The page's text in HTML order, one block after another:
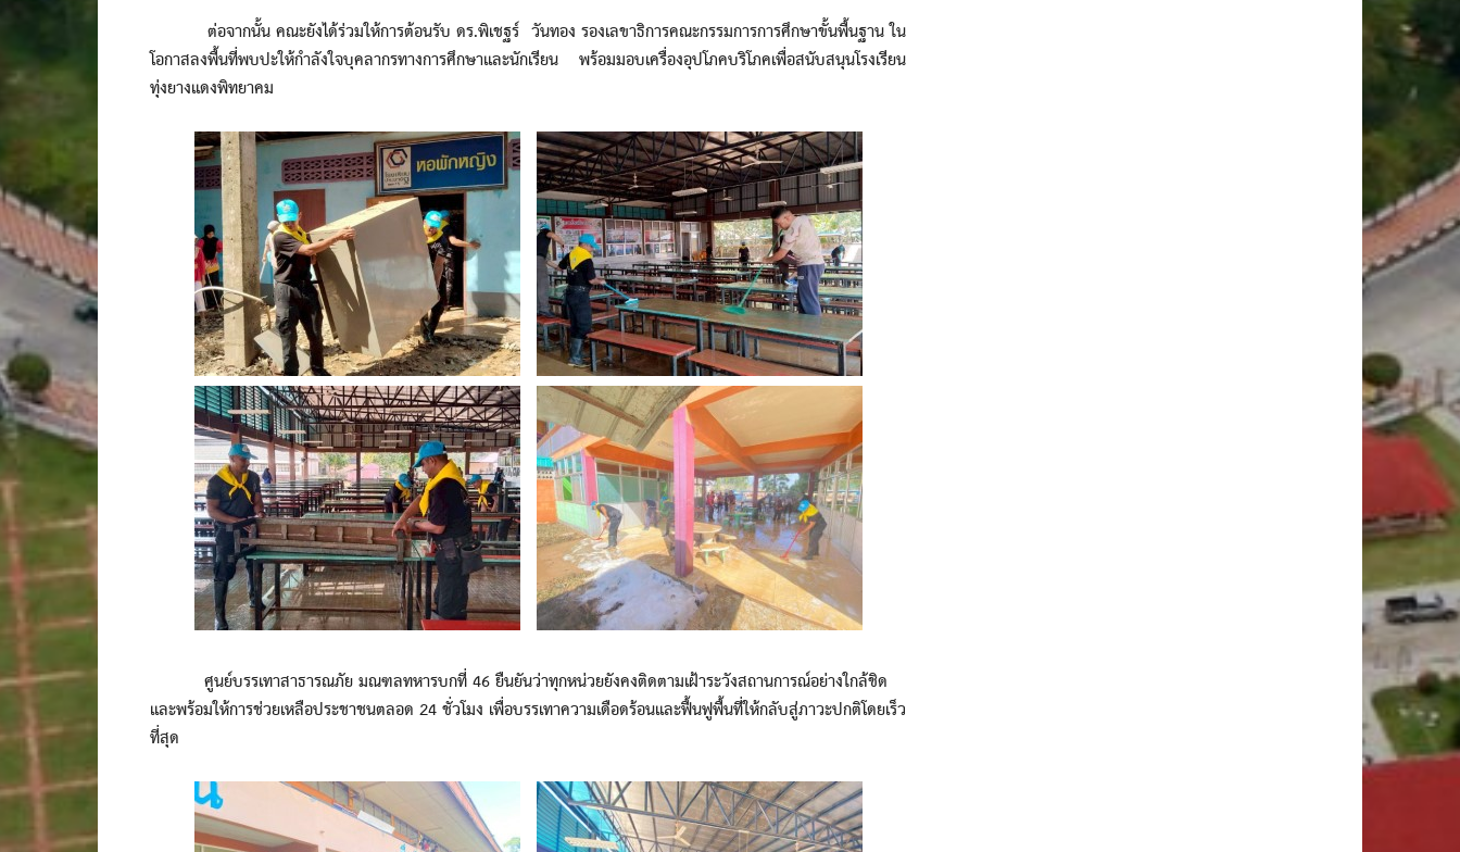
ต่อจากนั้น คณะยังได้ร่วมให้การต้อนรับ ดร.พิเชฐร์ วันทอง รองเลขาธิการคณะกรรมการการศึกษาขั้นพื้นฐาน ใน
โอกาสลงพื้นที่พบปะให้กำลังใจบุคลากรทางการศึกษาและนักเรียน พร้อมมอบเครื่องอุปโภคบริโภคเพื่อสนับสนุนโรงเรียน
ทุ่งยางแดงพิทยาคม
ศูนย์บรรเทาสาธารณภัย มณฑลทหารบกที่ 46 ยืนยันว่าทุกหน่วยยังคงติดตามเฝ้าระวังสถานการณ์อย่างใกล้ชิด
และพร้อมให้การช่วยเหลือประชาชนตลอด 24 ชั่วโมง เพื่อบรรเทาความเดือดร้อนและฟื้นฟูพื้นที่ให้กลับสู่ภาวะปกติโดยเร็ว
ที่สุด